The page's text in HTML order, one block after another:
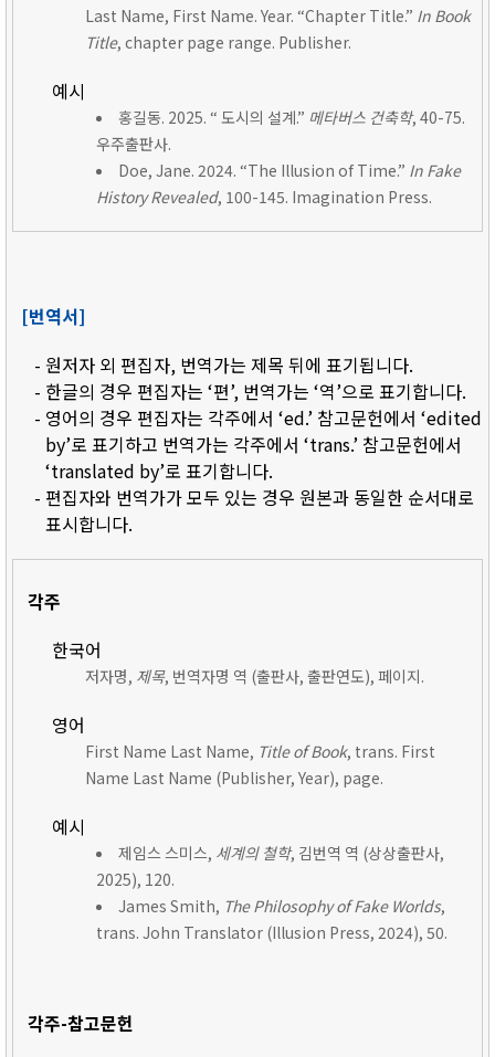
Last Name, First Name. Year. “Chapter Title.” In Book
Title, chapter page range. Publisher.
예시
홍길동. 2025. “ 도시의 설계.” 메타버스 건축학, 40-75.
우주출판사.
Doe, Jane. 2024. “The Illusion of Time.” In Fake
History Revealed, 100-145. Imagination Press.
[번역서]
- 원저자 외 편집자, 번역가는 제목 뒤에 표기됩니다.
- 한글의 경우 편집자는 ‘편’, 번역가는 ‘역’으로 표기합니다.
- 영어의 경우 편집자는 각주에서 ‘ed.’ 참고문헌에서 ‘edited
by’로 표기하고 번역가는 각주에서 ‘trans.’ 참고문헌에서
‘translated by’로 표기합니다.
- 편집자와 번역가가 모두 있는 경우 원본과 동일한 순서대로
표시합니다.
각주
한국어
저자명, 제목, 번역자명 역 (출판사, 출판연도), 페이지.
영어
First Name Last Name, Title of Book, trans. First
Name Last Name (Publisher, Year), page.
예시
제임스 스미스, 세계의 철학, 김번역 역 (상상출판사,
2025), 120.
James Smith, The Philosophy of Fake Worlds,
trans. John Translator (Illusion Press, 2024), 50.
각주-참고문헌